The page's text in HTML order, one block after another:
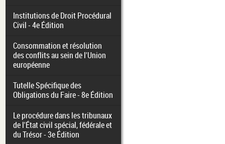
Institutions de Droit Procédural
Civil - 4e Édition
Consommation et résolution
des conflits au sein de l'Union
européenne
Tutelle Spécifique des
Obligations du Faire - 8e Édition
Le procédure dans les tribunaux
de l'État civil spécial, fédérale et
du Trésor - 3e Édition